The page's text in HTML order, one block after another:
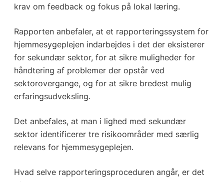
krav om feedback og fokus på lokal læring.
Rapporten anbefaler, at et rapporteringssystem for
hjemmesygeplejen indarbejdes i det der eksisterer
for sekundær sektor, for at sikre muligheder for
håndtering af problemer der opstår ved
sektorovergange, og for at sikre bredest mulig
erfaringsudveksling.
Det anbefales, at man i lighed med sekundær
sektor identificerer tre risikoområder med særlig
relevans for hjemmesygeplejen.
Hvad selve rapporteringsproceduren angår, er det